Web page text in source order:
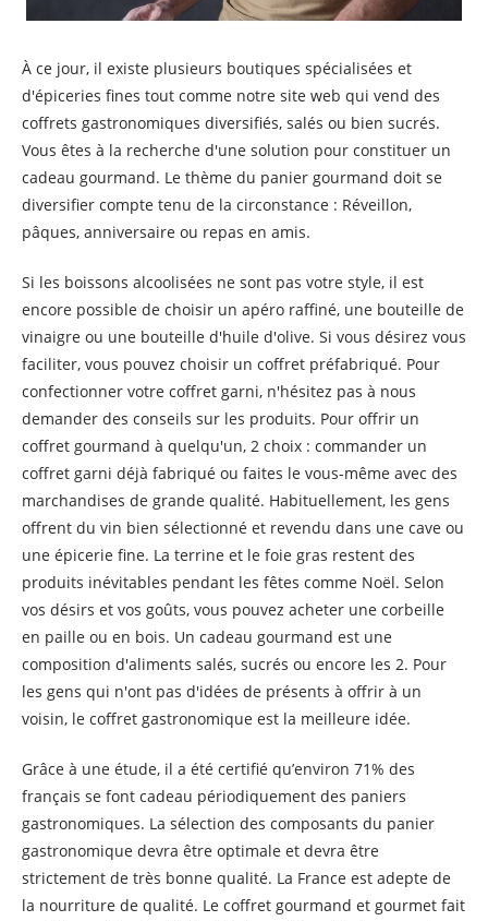
À ce jour, il existe plusieurs boutiques spécialisées et
d'épiceries fines tout comme notre site web qui vend des
coffrets gastronomiques diversifiés, salés ou bien sucrés.
Vous êtes à la recherche d'une solution pour constituer un
cadeau gourmand. Le thème du panier gourmand doit se
diversifier compte tenu de la circonstance : Réveillon,
pâques, anniversaire ou repas en amis.
Si les boissons alcoolisées ne sont pas votre style, il est
encore possible de choisir un apéro raffiné, une bouteille de
vinaigre ou une bouteille d'huile d'olive. Si vous désirez vous
faciliter, vous pouvez choisir un coffret préfabriqué. Pour
confectionner votre coffret garni, n'hésitez pas à nous
demander des conseils sur les produits. Pour offrir un
coffret gourmand à quelqu'un, 2 choix : commander un
coffret garni déjà fabriqué ou faites le vous-même avec des
marchandises de grande qualité. Habituellement, les gens
offrent du vin bien sélectionné et revendu dans une cave ou
une épicerie fine. La terrine et le foie gras restent des
produits inévitables pendant les fêtes comme Noël. Selon
vos désirs et vos goûts, vous pouvez acheter une corbeille
en paille ou en bois. Un cadeau gourmand est une
composition d'aliments salés, sucrés ou encore les 2. Pour
les gens qui n'ont pas d'idées de présents à offrir à un
voisin, le coffret gastronomique est la meilleure idée.
Grâce à une étude, il a été certifié qu’environ 71% des
français se font cadeau périodiquement des paniers
gastronomiques. La sélection des composants du panier
gastronomique devra être optimale et devra être
strictement de très bonne qualité. La France est adepte de
la nourriture de qualité. Le coffret gourmand et gourmet fait